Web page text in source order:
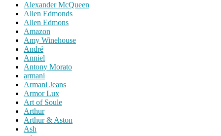
Alexander McQueen
Allen Edmonds
Allen Edmons
Amazon
Amy Winehouse
André
Anniel
Antony Morato
armani
Armani Jeans
Armor Lux
Art of Soule
Arthur
Arthur & Aston
Ash